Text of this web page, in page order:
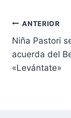
entrada:
de
ANTERIOR
Niña Pastori
acuerda del
«Levántate»